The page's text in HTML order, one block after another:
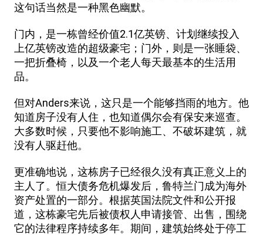
这句话当然是一种黑色幽默。
门内，是一栋曾经价值2.1亿英镑、计划继续投入
上亿英镑改造的超级豪宅；门外，则是一张睡袋、
一把折叠椅，以及一个老人每天最基本的生活用
品。
但对Anders来说，这只是一个能够挡雨的地方。他
知道房子没有人住，也知道偶尔会有保安来巡查。
大多数时候，只要他不影响施工、不破坏建筑，就
没有人驱赶他。
更准确地说，这栋房子已经很久没有真正意义上的
主人了。恒大债务危机爆发后，鲁特兰门成为海外
资产处置的一部分。根据英国法院文件和公开报
道，这栋豪宅先后被债权人申请接管、出售，围绕
它的法律程序持续多年。期间，建筑始终处于停工